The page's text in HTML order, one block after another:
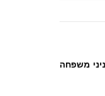
לעניני משפחה